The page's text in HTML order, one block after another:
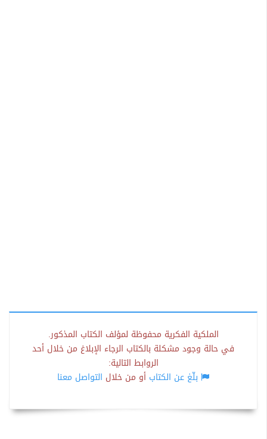
الملكية الفكرية محفوظة لمؤلف الكتاب المذكور.
في حالة وجود مشكلة بالكتاب الرجاء الإبلاغ من خلال أحد
الروابط التالية:
بلّغ عن الكتاب أو من خلال التواصل معنا